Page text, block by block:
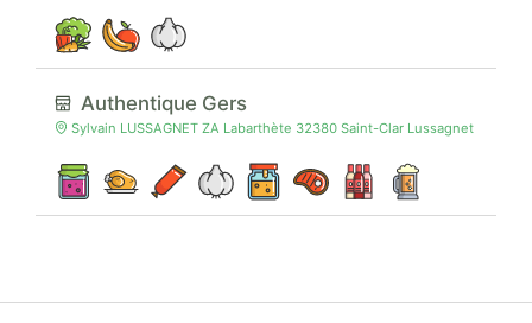
Authentique Gers
Sylvain LUSSAGNET ZA Labarthète 32380 Saint-Clar Lussagnet